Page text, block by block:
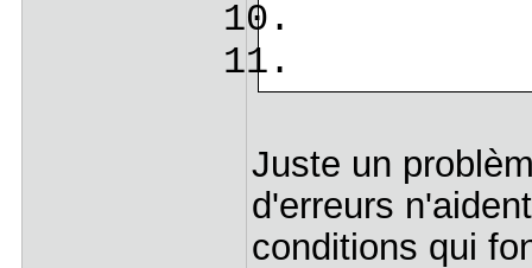
Juste un
d'erreurs
conditions qui